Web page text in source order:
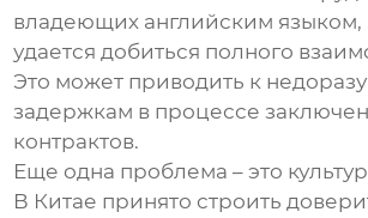
владеющих английским языком,
удается добиться полного
Это может приводить к
задержкам в процессе
контрактов.
Еще одна проблема – это
В Китае принято строить